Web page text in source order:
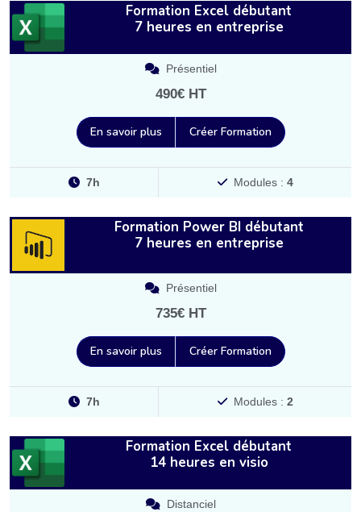
Formation Excel débutant
7 heures en entreprise
Présentiel
490€ HT
En savoir plus Créer Formation
7h Modules : 4
Formation Power BI débutant
7 heures en entreprise
Présentiel
735€ HT
En savoir plus Créer Formation
7h Modules : 2
Formation Excel débutant
14 heures en visio
Distanciel